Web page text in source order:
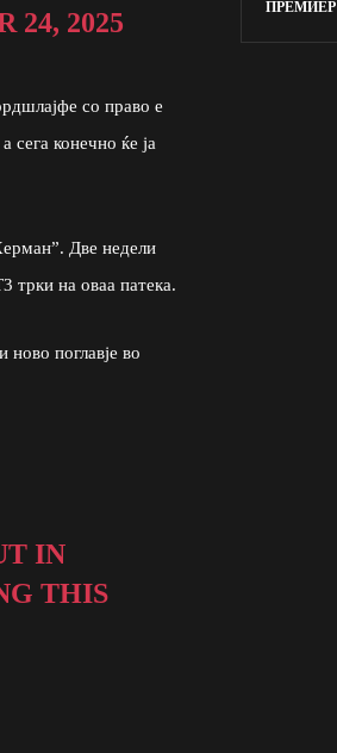
24, 2025
со право е
сега конечно ќе ја
Две недели
трки на оваа патека.
поглавје во
IN
THIS
ПРЕМИЕР